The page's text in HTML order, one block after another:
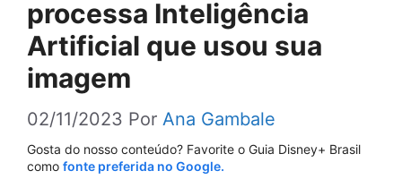
processa Inteligência
Artificial que usou sua
imagem
02/11/2023 Por Ana Gambale
Gosta do nosso conteúdo? Favorite o Guia Disney+ Brasil
como fonte preferida no Google.